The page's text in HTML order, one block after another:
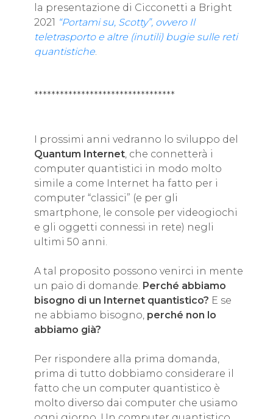
la presentazione di Cicconetti a Bright
2021 “Portami su, Scotty”, ovvero Il
teletrasporto e altre (inutili) bugie sulle reti
quantistiche.
*********************************
I prossimi anni vedranno lo sviluppo del
Quantum Internet, che connetterà i
computer quantistici in modo molto
simile a come Internet ha fatto per i
computer “classici” (e per gli
smartphone, le console per videogiochi
e gli oggetti connessi in rete) negli
ultimi 50 anni.
A tal proposito possono venirci in mente
un paio di domande. Perché abbiamo
bisogno di un Internet quantistico? E se
ne abbiamo bisogno, perché non lo
abbiamo già?
Per rispondere alla prima domanda,
prima di tutto dobbiamo considerare il
fatto che un computer quantistico è
molto diverso dai computer che usiamo